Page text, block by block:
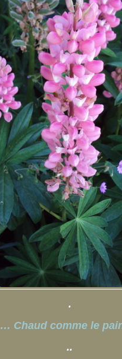
.
… Chaud comme le
..